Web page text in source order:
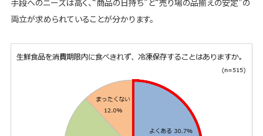
両立が求められていることが分かります。